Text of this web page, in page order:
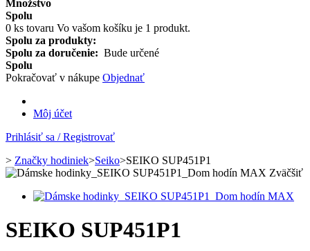
Množstvo
Spolu
0 ks tovaru Vo vašom košíku je 1 produkt.
Spolu za produkty:
Spolu za doručenie: Bude určené
Spolu
Pokračovať v nákupe Objednať
Môj účet
Prihlásiť sa / Registrovať
> Značky hodiniek>Seiko>SEIKO SUP451P1
Zväčšiť
SEIKO SUP451P1